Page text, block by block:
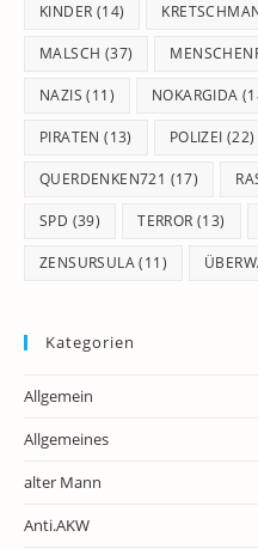
KINDER (14)
MALSCH (37)
NAZIS (11) NOKARGIDA
PIRATEN (13) POLIZEI (22)
QUERDENKEN721 (17)
SPD (39) TERROR (13)
ZENSURSULA(11)
Kategorien
Allgemein
Allgemeines
alter Mann
Anti.AKW